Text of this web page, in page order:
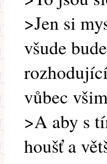
>Jen si
všude
vůbec
>A aby s
houšť a